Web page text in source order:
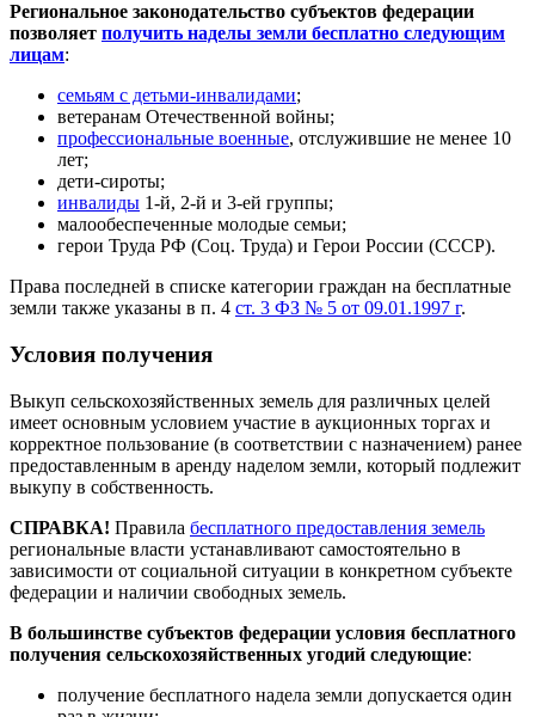
Региональное законодательство субъектов федерации
позволяет получить наделы земли бесплатно следующим
лицам:
семьям с детьми-инвалидами;
ветеранам Отечественной войны;
профессиональные военные, отслужившие не менее 10
лет;
дети-сироты;
инвалиды 1-й, 2-й и 3-ей группы;
малообеспеченные молодые семьи;
герои Труда РФ (Соц. Труда) и Герои России (СССР).
Права последней в списке категории граждан на бесплатные
земли также указаны в п. 4 ст. 3 ФЗ № 5 от 09.01.1997 г.
Условия получения
Выкуп сельскохозяйственных земель для различных целей
имеет основным условием участие в аукционных торгах и
корректное пользование (в соответствии с назначением) ранее
предоставленным в аренду наделом земли, который подлежит
выкупу в собственность.
СПРАВКА! Правила бесплатного предоставления земель
региональные власти устанавливают самостоятельно в
зависимости от социальной ситуации в конкретном субъекте
федерации и наличии свободных земель.
В большинстве субъектов федерации условия бесплатного
получения сельскохозяйственных угодий следующие:
получение бесплатного надела земли допускается один